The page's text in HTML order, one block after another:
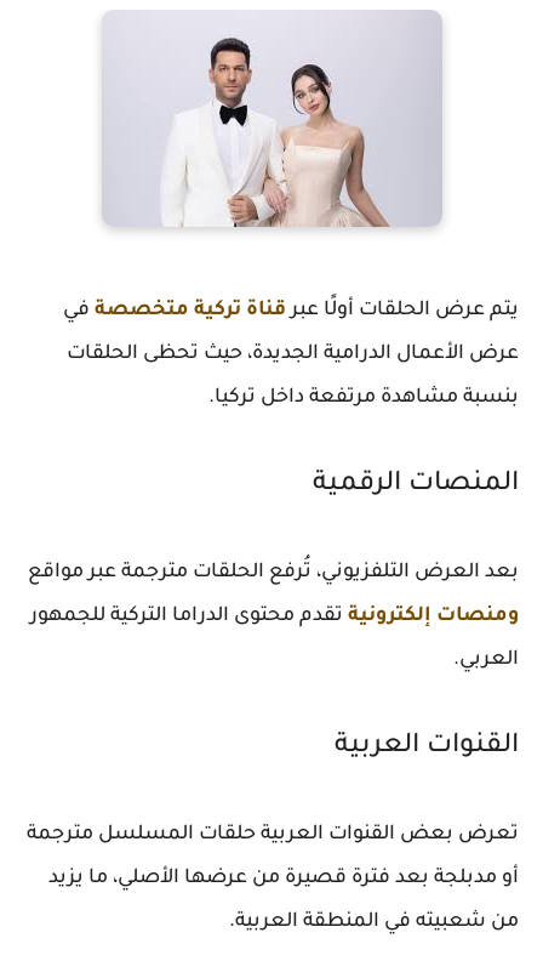
يتم عرض الحلقات أولًا عبرقناة تركية متخصصة في
عرض الأعمال الدرامية الجديدة، حيث تحظى الحلقات
بنسبة مشاهدة مرتفعة داخل تركيا.
المنصات الرقمية
بعد العرض التلفزيوني، تُرفع الحلقات مترجمة عبر مواقع
ومنصات إلكترونية تقدم محتوى الدراما التركية للجمهور
العربي.
القنوات العربية
تعرض بعض القنوات العربية حلقات المسلسل مترجمة
أو مدبلجة بعد فترة قصيرة من عرضها الأصلي، ما يزيد
من شعبيته في المنطقة العربية.